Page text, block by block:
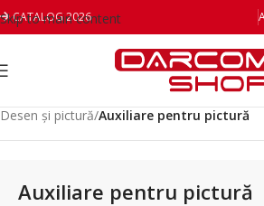
Skip to main content
CATALOG 2026
Hobby, craft & Painting (Artă și
Desen și pictură/Auxiliare pentru pictură
Auxiliare pentru pictură